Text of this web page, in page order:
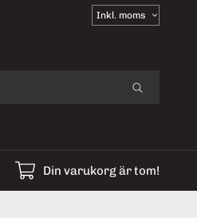
Välj
moms
Din varukorg är tom!